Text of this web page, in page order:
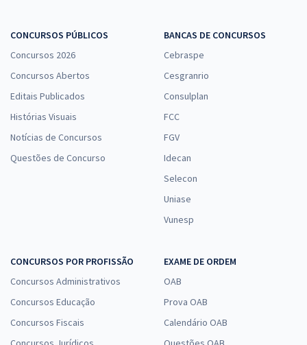
CONCURSOS PÚBLICOS
Concursos 2026
Concursos Abertos
Editais Publicados
Histórias Visuais
Notícias de Concursos
Questões de Concurso
BANCAS DE CONCURSOS
Cebraspe
Cesgranrio
Consulplan
FCC
FGV
Idecan
Selecon
Uniase
Vunesp
CONCURSOS POR PROFISSÃO
Concursos Administrativos
Concursos Educação
Concursos Fiscais
EXAME DE ORDEM
OAB
Prova OAB
Calendário OAB